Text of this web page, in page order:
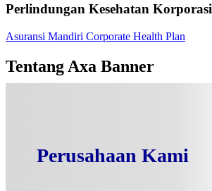
Perlindungan Kesehatan Korporasi
Asuransi Mandiri Corporate Health Plan
Tentang Axa Banner
Perusahaan Kami